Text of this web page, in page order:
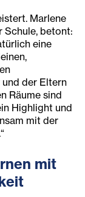
Marlene
Schule, betont:
eine
der Eltern
Räume sind
Highlight und
mit der
mit